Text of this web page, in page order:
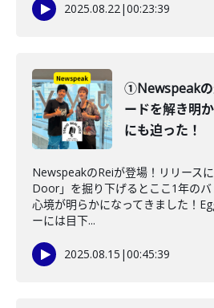
2025.08.22|00:23:39
①Newspeakの
ードを解き明
にも迫った！
NewspeakのReiが登場！リリース
Door」を掘り下げるとここ1年のバ
心境が明らかになってきました！
ーには目下...
2025.08.15 |00:45:39